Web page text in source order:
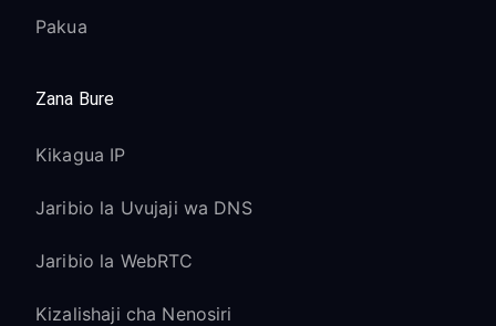
Pakua
Zana Bure
Kikagua IP
Jaribio la Uvujaji wa DNS
Jaribio la WebRTC
Kizalishaji cha Nenosiri